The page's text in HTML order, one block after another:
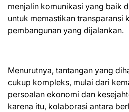
menjalin komunikasi yang baik
untuk memastikan transparansi
pembangunan yang dijalankan.
Menurutnya, tantangan yang
cukup kompleks, mulai dari
persoalan ekonomi dan
karena itu, kolaborasi antara